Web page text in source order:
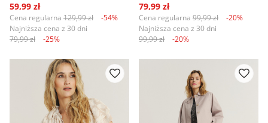
59,99 zł
Cena regularna 129,99 zł
-54%
Najniższa cena z 30 dni
79,99 zł
-25%
79,99 zł
Cena regularna 99,99 zł
-20%
Najniższa cena z 30 dni
99,99 zł
-20%